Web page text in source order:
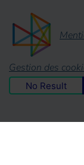
Gestion des
No Result